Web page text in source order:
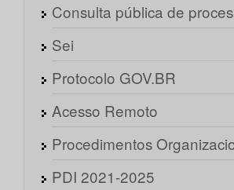
Consulta pública de
Sei
Protocolo GOV.BR
Acesso Remoto
Procedimentos
PDI 2021-2025